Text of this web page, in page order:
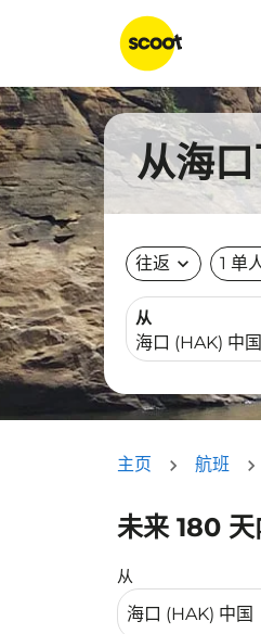
从海
往返 expand_more 1 单
从
主页 航班
未来 180
从
没有符合您的筛